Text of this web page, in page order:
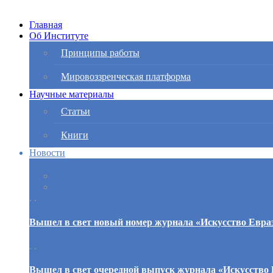
Главная
Об Институте
Принципы работы
Мировоззренческая платформа
Научные материалы
Статьи
Книги
Новости
. .
Вышел в свет новый номер журнала «Искусство
. .
Вышел в свет очередной выпуск журнала «Искусство